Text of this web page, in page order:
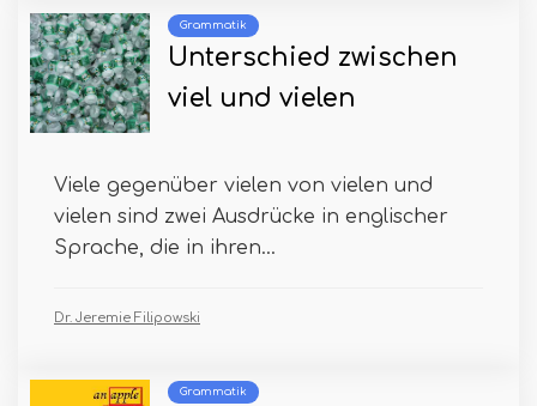
Grammatik
Unterschied zwischen
viel und vielen
Viele gegenüber vielen von vielen und
vielen sind zwei Ausdrücke in englischer
Sprache, die in ihren...
Dr. Jeremie Filipowski
Grammatik